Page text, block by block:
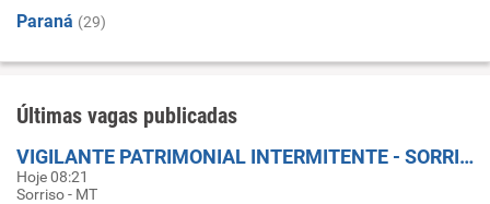
Paraná (29)
Últimas vagas publicadas
VIGILANTE PATRIMONIAL INTERMITENTE - SORRISO - MT - ID: 26000EZP
Hoje 08:21
Sorriso - MT